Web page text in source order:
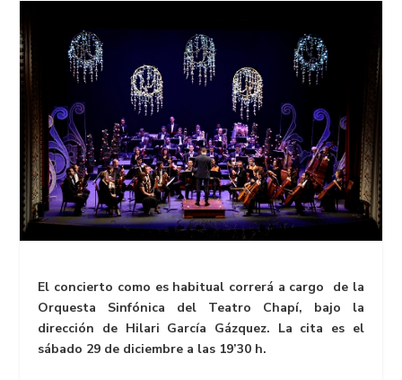
El concierto como es habitual correrá a cargo de la
Orquesta Sinfónica del Teatro Chapí, bajo la
dirección de Hilari García Gázquez. La cita es el
sábado 29 de diciembre a las 19’30 h.